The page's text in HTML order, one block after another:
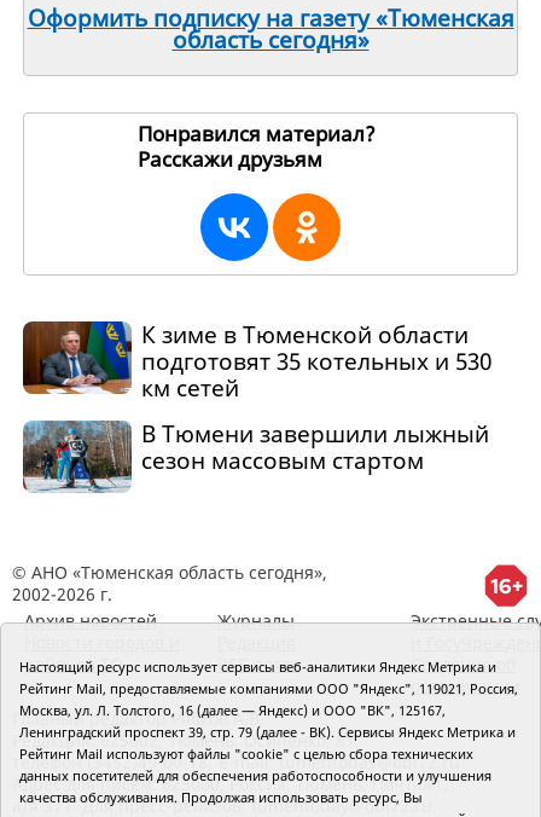
Оформить подписку на газету «Тюменская
область сегодня»
Понравился материал?
Расскажи друзьям
К зиме в Тюменской области
подготовят 35 котельных и 530
км сетей
В Тюмени завершили лыжный
сезон массовым стартом
© АНО «Тюменская область сегодня»,
2002-2026 г.
Архив новостей
районов ТО
Журналы
RSS поток
Экстренные
Сведения об
организации
Главный редактор Рябков А.В.
Редакция: 625002, Тюмень, Осипенко, 81,
телефон (3452)49-00-18, e-mail: tumentoday@obl72.ru
Адрес для писем: 625000, Россия, Тюмень, Почтамт,
а/я 371. Для пресс-релизов: tumentoday@obl72.ru.
Настоящий ресурс использует сервисы веб-аналитики Яндекс Метрика и
Рейтинг Mail, предоставляемые компаниями ООО "Яндекс", 119021, Россия,
Москва, ул. Л. Толстого, 16 (далее — Яндекс) и ООО "ВК", 125167,
Ленинградский проспект 39, стр. 79 (далее - ВК). Сервисы Яндекс Метрика и
Рейтинг Mail используют файлы "cookie" с целью сбора технических
данных посетителей для обеспечения работоспособности и улучшения
качества обслуживания. Продолжая использовать ресурс, Вы